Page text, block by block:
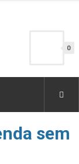
0
sem